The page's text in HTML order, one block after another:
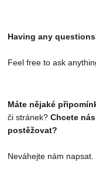
Having any
Feel free to ask
Máte nějaké
či stránek?Chcete
postěžovat?
Neváhejte nám napsat.